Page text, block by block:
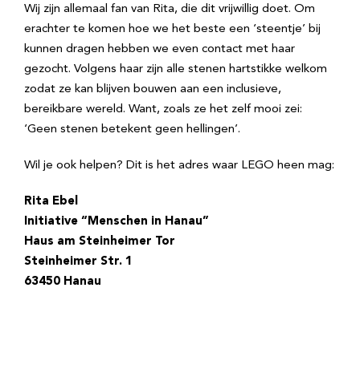
Wij zijn allemaal fan van Rita, die dit vrijwillig doet. Om
erachter te komen hoe we het beste een ‘steentje’ bij
kunnen dragen hebben we even contact met haar
gezocht. Volgens haar zijn alle stenen hartstikke welkom
zodat ze kan blijven bouwen aan een inclusieve,
bereikbare wereld. Want, zoals ze het zelf mooi zei:
‘Geen stenen betekent geen hellingen’.
Wil je ook helpen? Dit is het adres waar LEGO heen mag:
Rita Ebel
Initiative “Menschen in Hanau”
Haus am Steinheimer Tor
Steinheimer Str. 1
63450 Hanau